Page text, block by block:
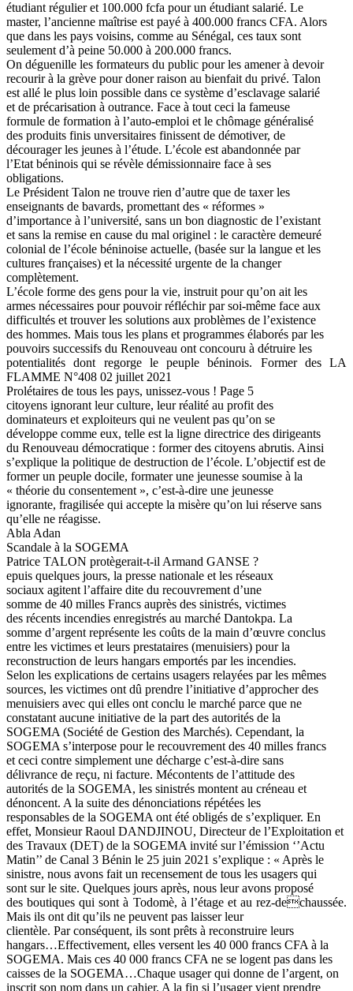
étudiant régulier et 100.000 fcfa pour un étudiant salarié. Le
master, l’ancienne maîtrise est payé à 400.000 francs CFA. Alors
que dans les pays voisins, comme au Sénégal, ces taux sont
seulement d’à peine 50.000 à 200.000 francs.
On déguenille les formateurs du public pour les amener à devoir
recourir à la grève pour doner raison au bienfait du privé. Talon
est allé le plus loin possible dans ce système d’esclavage salarié
et de précarisation à outrance. Face à tout ceci la fameuse
formule de formation à l’auto-emploi et le chômage généralisé
des produits finis unversitaires finissent de démotiver, de
décourager les jeunes à l’étude. L’école est abandonnée par
l’Etat béninois qui se révèle démissionnaire face à ses
obligations.
Le Président Talon ne trouve rien d’autre que de taxer les
enseignants de bavards, promettant des « réformes »
d’importance à l’université, sans un bon diagnostic de l’existant
et sans la remise en cause du mal originel : le caractère demeuré
colonial de l’école béninoise actuelle, (basée sur la langue et les
cultures françaises) et la nécessité urgente de la changer
complètement.
L’école forme des gens pour la vie, instruit pour qu’on ait les
armes nécessaires pour pouvoir réfléchir par soi-même face aux
difficultés et trouver les solutions aux problèmes de l’existence
des hommes. Mais tous les plans et programmes élaborés par les
pouvoirs successifs du Renouveau ont concouru à détruire les
potentialités dont regorge le peuple béninois. Former des LA
FLAMME N°408 02 juillet 2021
Prolétaires de tous les pays, unissez-vous ! Page 5
citoyens ignorant leur culture, leur réalité au profit des
dominateurs et exploiteurs qui ne veulent pas qu’on se
développe comme eux, telle est la ligne directrice des dirigeants
du Renouveau démocratique : former des citoyens abrutis. Ainsi
s’explique la politique de destruction de l’école. L’objectif est de
former un peuple docile, formater une jeunesse soumise à la
« théorie du consentement », c’est-à-dire une jeunesse
ignorante, fragilisée qui accepte la misère qu’on lui réserve sans
qu’elle ne réagisse.
Abla Adan
Scandale à la SOGEMA
Patrice TALON protègerait-t-il Armand GANSE ?
epuis quelques jours, la presse nationale et les réseaux
sociaux agitent l’affaire dite du recouvrement d’une
somme de 40 milles Francs auprès des sinistrés, victimes
des récents incendies enregistrés au marché Dantokpa. La
somme d’argent représente les coûts de la main d’œuvre conclus
entre les victimes et leurs prestataires (menuisiers) pour la
reconstruction de leurs hangars emportés par les incendies.
Selon les explications de certains usagers relayées par les mêmes
sources, les victimes ont dû prendre l’initiative d’approcher des
menuisiers avec qui elles ont conclu le marché parce que ne
constatant aucune initiative de la part des autorités de la
SOGEMA (Société de Gestion des Marchés). Cependant, la
SOGEMA s’interpose pour le recouvrement des 40 milles francs
et ceci contre simplement une décharge c’est-à-dire sans
délivrance de reçu, ni facture. Mécontents de l’attitude des
autorités de la SOGEMA, les sinistrés montent au créneau et
dénoncent. A la suite des dénonciations répétées les
responsables de la SOGEMA ont été obligés de s’expliquer. En
effet, Monsieur Raoul DANDJINOU, Directeur de l’Exploitation et
des Travaux (DET) de la SOGEMA invité sur l’émission ‘’Actu
Matin’’ de Canal 3 Bénin le 25 juin 2021 s’explique : « Après le
sinistre, nous avons fait un recensement de tous les usagers qui
sont sur le site. Quelques jours après, nous leur avons proposé
des boutiques qui sont à Todomè, à l’étage et au rez-dechaussée.
Mais ils ont dit qu’ils ne peuvent pas laisser leur
clientèle. Par conséquent, ils sont prêts à reconstruire leurs
hangars…Effectivement, elles versent les 40 000 francs CFA à la
SOGEMA. Mais ces 40 000 francs CFA ne se logent pas dans les
caisses de la SOGEMA…Chaque usager qui donne de l’argent, on
inscrit son nom dans un cahier. A la fin si l’usager vient prendre